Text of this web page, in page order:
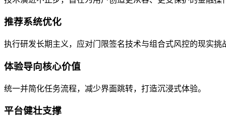
推荐系统优化
执行研发长期主义，应对门限签名技术与组合式风控的现实挑
体验导向核心价值
统一并简化任务流程，减少界面跳转，打造沉浸式体验。
平台健壮支撑